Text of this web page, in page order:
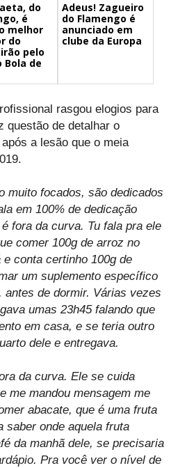
do
é
melhor
do
pelo
Bola de
Adeus! Zagueiro
do Flamengo é
anunciado em
clube da Europa
rasgou elogios para
questão de detalhar o
a lesão que o meia
muito focados, são dedicados
em 100% de dedicação
fora da curva. Tu fala pra ele
comer 100g de arroz no
conta certinho 100g de
um suplemento específico
de dormir. Várias vezes
umas 23h45 falando que
em casa, e se teria outro
dele e entregava.
da curva. Ele se cuida
me mandou mensagem me
abacate, que é uma fruta
saber onde aquela fruta
da manhã dele, se precisaria
Pra você ver o nível de